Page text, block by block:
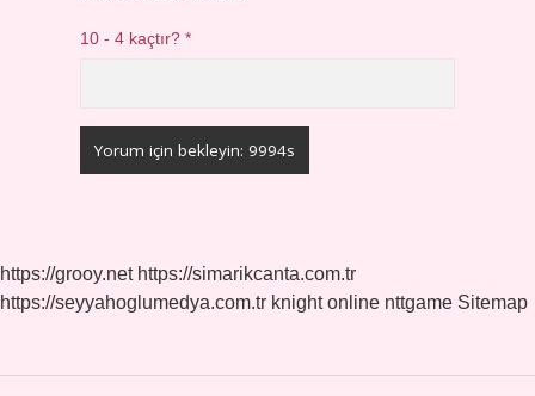
10 - 4 kaçtır?*
https://grooy.net https://simarikcanta.com.tr
https://seyyahoglumedya.com.tr knight online nttgame Sitemap